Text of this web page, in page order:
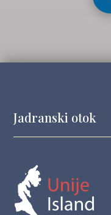
Jadranski otok